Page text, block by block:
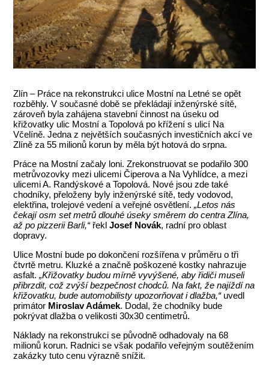
Zlín – Práce na rekonstrukci ulice Mostní na Letné se opět
rozběhly. V současné době se překládají inženýrské sítě,
zároveň byla zahájena stavební činnost na úseku od
křižovatky ulic Mostní a Topolová po křížení s ulicí Na
Včelíně. Jedna z největších současných investičních akcí ve
Zlíně za 55 milionů korun by měla být hotová do srpna.
Práce na Mostní začaly loni. Zrekonstruovat se podařilo 300
metrůvozovky mezi ulicemi Čiperova a Na Vyhlídce, a mezi
ulicemi A. Randýskové a Topolová. Nové jsou zde také
chodníky, přeloženy byly inženýrské sítě, tedy vodovod,
elektřina, trolejové vedení a veřejné osvětlení.„Letos nás
čekají osm set metrů dlouhé úseky směrem do centra Zlína,
až po pizzerii Barli,“řeklJosef Novák, radní pro oblast
dopravy.
Ulice Mostní bude po dokončení rozšířena v průměru o tři
čtvrtě metru. Kluzké a značně poškozené kostky nahrazuje
asfalt.„Křižovatky budou mírně vyvýšené, aby řidiči museli
přibrzdit, což zvýší bezpečnost chodců. Na fakt, že najíždí na
křižovatku, bude automobilisty upozorňovat i dlažba,“uvedl
primátor Miroslav Adámek. Dodal, že chodníky bude
pokrývat dlažba o velikosti 30x30 centimetrů.
Náklady na rekonstrukci se původně odhadovaly na 68
milionů korun. Radnici se však podařilo veřejným soutěžením
zakázky tuto cenu výrazně snížit.